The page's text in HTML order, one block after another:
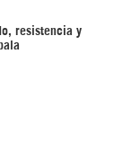
resistencia y